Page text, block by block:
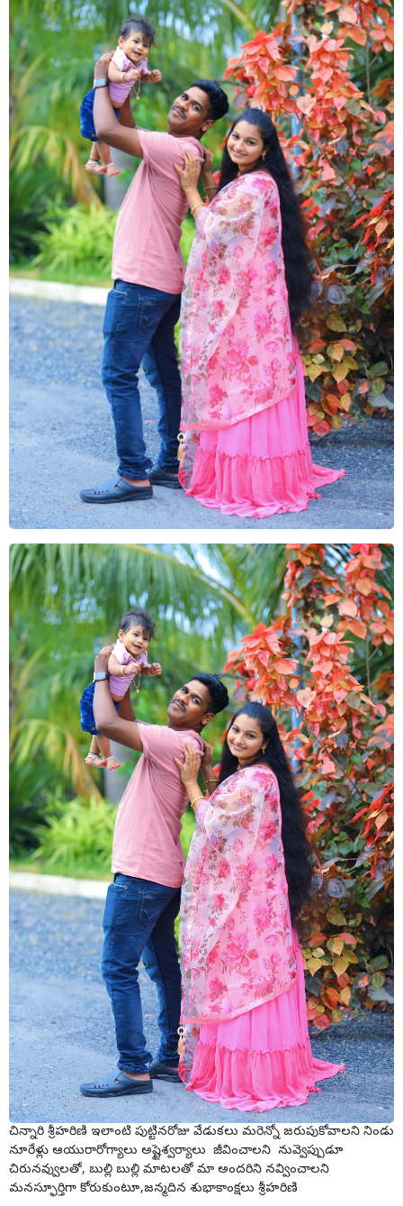
చిన్నారి శ్రీహరిణి ఇలాంటి పుట్టినరోజు వేడుకలు మరెన్నో జరుపుకోవాలని నిండు
నూరేళ్లు ఆయురారోగ్యాలు అష్టైశ్వర్యాలు జీవించాలని నువ్వెప్పుడూ
చిరునవ్వులతో, బుల్లి బుల్లి మాటలతో మా అందరిని నవ్వించాలని
మనస్ఫూర్తిగా కోరుకుంటూ,జన్మదిన శుభాకాంక్షలు శ్రీహరిణి